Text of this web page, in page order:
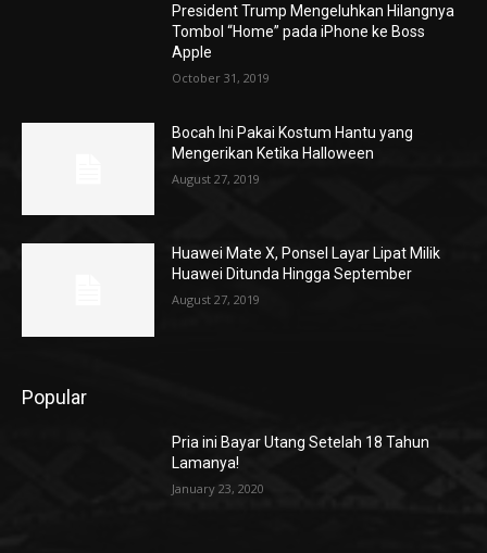
President Trump Mengeluhkan Hilangnya
Tombol “Home” pada iPhone ke Boss
Apple
October 31, 2019
Bocah Ini Pakai Kostum Hantu yang
Mengerikan Ketika Halloween
August 27, 2019
Huawei Mate X, Ponsel Layar Lipat Milik
Huawei Ditunda Hingga September
August 27, 2019
Popular
Pria ini Bayar Utang Setelah 18 Tahun
Lamanya!
January 23, 2020